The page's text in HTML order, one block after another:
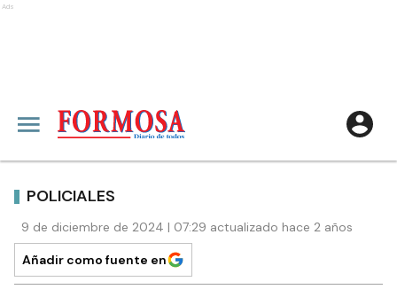
Ads
POLICIALES
9 de diciembre de 2024 | 07:29 actualizado hace 2 años
Añadir como fuente en